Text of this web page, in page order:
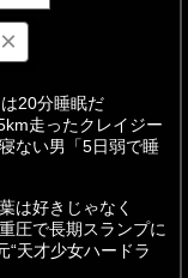
間
20分睡眠だ
走ったクレイジー
ない男「5日弱で睡
は好きじゃなく
圧で長期スランプに
天才少女ハードラ
×